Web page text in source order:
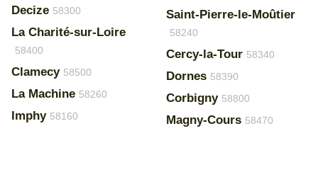
Decize 58300
La Charité-sur-Loire
58400
Clamecy 58500
La Machine 58260
Imphy 58160
Saint-Pierre-le-Moûtier
58240
Cercy-la-Tour 58340
Dornes 58390
Corbigny 58800
Magny-Cours 58470